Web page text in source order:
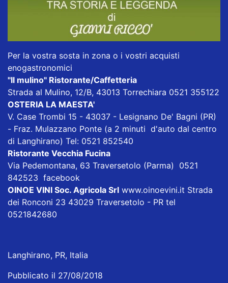
Per la vostra sosta in zona o i vostri acquisti
enogastronomici
"Il mulino" Ristorante/Caffetteria
Strada al Mulino, 12/B, 43013 Torrechiara 0521 355122
OSTERIA LA MAESTA'
V. Case Trombi 15 - 43037 - Lesignano De' Bagni (PR)
- Fraz. Mulazzano Ponte (a 2 minuti d'auto dal centro
di Langhirano) Tel: 0521 852540
Ristorante Vecchia Fucina
Via Pedemontana, 63 Traversetolo (Parma) 0521
842523 facebook
OINOE VINI Soc. Agricola Srl www.oinoevini.it Strada
dei Ronconi 23 43029 Traversetolo - PR tel
0521842680
Langhirano, PR, Italia
Pubblicato il 27/08/2018